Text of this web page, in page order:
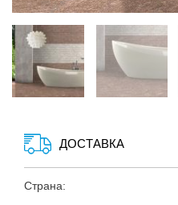
ДОСТАВКА
Страна: